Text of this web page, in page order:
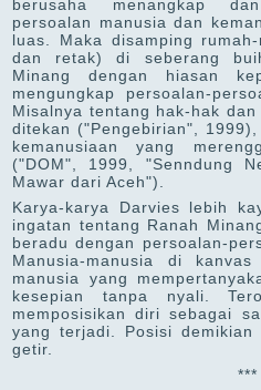
berusaha menangkap
persoalan manusia dan
luas. Maka disamping
dan retak) di seberang
Minang dengan hiasan
mengungkap persoalan-
Misalnya tentang hak-hak
ditekan ("Pengebirian",
kemanusiaan yang
("DOM", 1999, "Senndung
Mawar dari Aceh").
Karya-karya Darvies lebih
ingatan tentang Ranah
beradu dengan persoalan-
Manusia-manusia di
manusia yang
kesepian tanpa nyali.
memposisikan diri sebagai
yang terjadi. Posisi
getir.
***